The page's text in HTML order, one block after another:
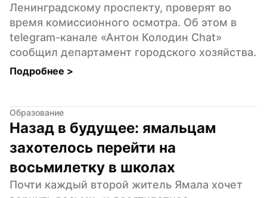
Ленинградскому проспекту, проверят во
время комиссионного осмотра. Об этом в
telegram-канале «Антон Колодин Chat»
сообщил департамент городского хозяйства.
Подробнее >
Образование
Назад в будущее: ямальцам
захотелось перейти на
восьмилетку в школах
Почти каждый второй житель Ямала хочет